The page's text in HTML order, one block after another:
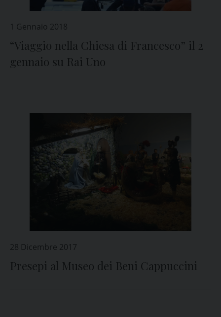
1 Gennaio 2018
“Viaggio nella Chiesa di Francesco” il 2
gennaio su Rai Uno
28 Dicembre 2017
Presepi al Museo dei Beni Cappuccini